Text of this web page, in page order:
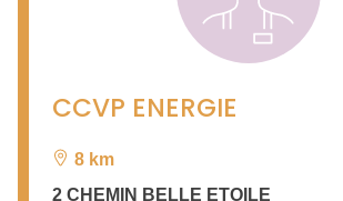
CCVP ENERGIE
8 km
2 CHEMIN BELLE ETOILE